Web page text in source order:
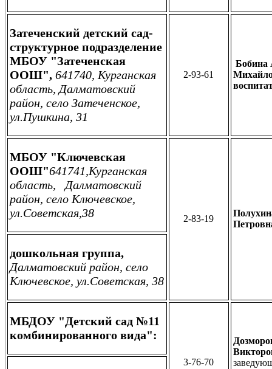
Затеченский детский сад-
структурное подразделение
МБОУ "Затеченская
ООШ", 641740, Курганская
область, Далматовский
район, село Затеченское,
ул.Пушкина, 31
2-93-61
Бобина
МБОУ "Ключевская
ООШ"641741,Курганская
область, Далматовский
район, село Ключевское,
ул.Советская,38
2-83-19
дошкольная группа,
Далматовский район, село
Ключевское, ул.Советская, 38
МБДОУ "Детский сад №11
комбинированного вида":
3-76-70
Д
Виктор